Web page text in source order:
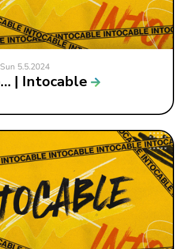
5.5.2024
| Intocable